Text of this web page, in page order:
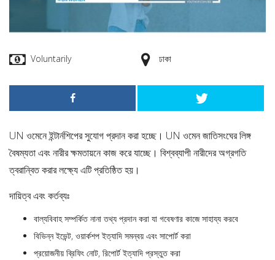
Voluntarily ঢাকা
UN ওমেনে ইন্টার্নশিপের সুযোগ প্রদান করা হচ্ছে। UN ওমেন জাতিসংঘের লিঙ্গ
বৈষম্যতা এবং নারীর ক্ষমতায়নে কাজ করে যাচ্ছে। বিশ্বব্যাপী নারীদের অগ্রগতি
ত্বরান্বিত করার লক্ষ্যে এটি প্রতিষ্ঠিত হয়।
দায়িত্ব এবং কর্তব্যঃ
বাল্যবিবাহ সম্পর্কিত নানা তথ্য প্রদান করা যা গবেষণার কাজে সাহায্য করবে
বিভিন্ন ইভেন্ট, ওয়ার্কশপ ইত্যাদি সমন্বয় এবং সাপোর্ট করা
প্রয়োজনীয় ব্রিফিং নোট, রিপোর্ট ইত্যাদি প্রস্তুত করা